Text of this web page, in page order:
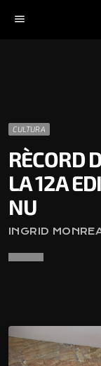
menu
CULTURA
RÈCORD
LA 12A
NU
INGRID